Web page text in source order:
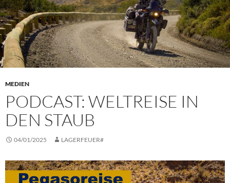
MEDIEN
PODCAST: WELTREISE IN
DEN STAUB
04/01/2025 LAGERFEUER#